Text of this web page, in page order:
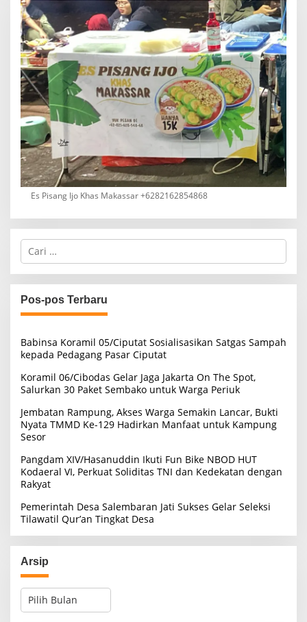
Es Pisang Ijo Khas Makassar +6282162854868
C
i
u
n
t
k
:
Pos-pos Terbaru
Babinsa Koramil 05/Ciputat Sosialisasikan Satgas Sampah
kepada Pedagang Pasar Ciputat
Koramil 06/Cibodas Gelar Jaga Jakarta On The Spot,
Salurkan 30 Paket Sembako untuk Warga Periuk
Jembatan Rampung, Akses Warga Semakin Lancar, Bukti
Nyata TMMD Ke-129 Hadirkan Manfaat untuk Kampung
Sesor
Pangdam XIV/Hasanuddin Ikuti Fun Bike NBOD HUT
Kodaeral VI, Perkuat Soliditas TNI dan Kedekatan dengan
Rakyat
Pemerintah Desa Salembaran Jati Sukses Gelar Seleksi
Tilawatil Qur’an Tingkat Desa
Arsip
A